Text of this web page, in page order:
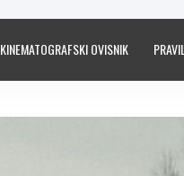
KINEMATOGRAFSKI OVISNIK